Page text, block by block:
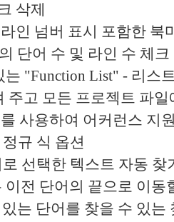
삭제
인 넘버 표시 포함한 북
단어 수 및 라인 수 체크
는 "Function List" - 리스
주고 모든 프로젝트 파
사용하여 어커런스 지
규 식 옵션
선택한 텍스트 자동 찾
이전 단어의 끝으로 이동
는 단어를 찾을 수 있는